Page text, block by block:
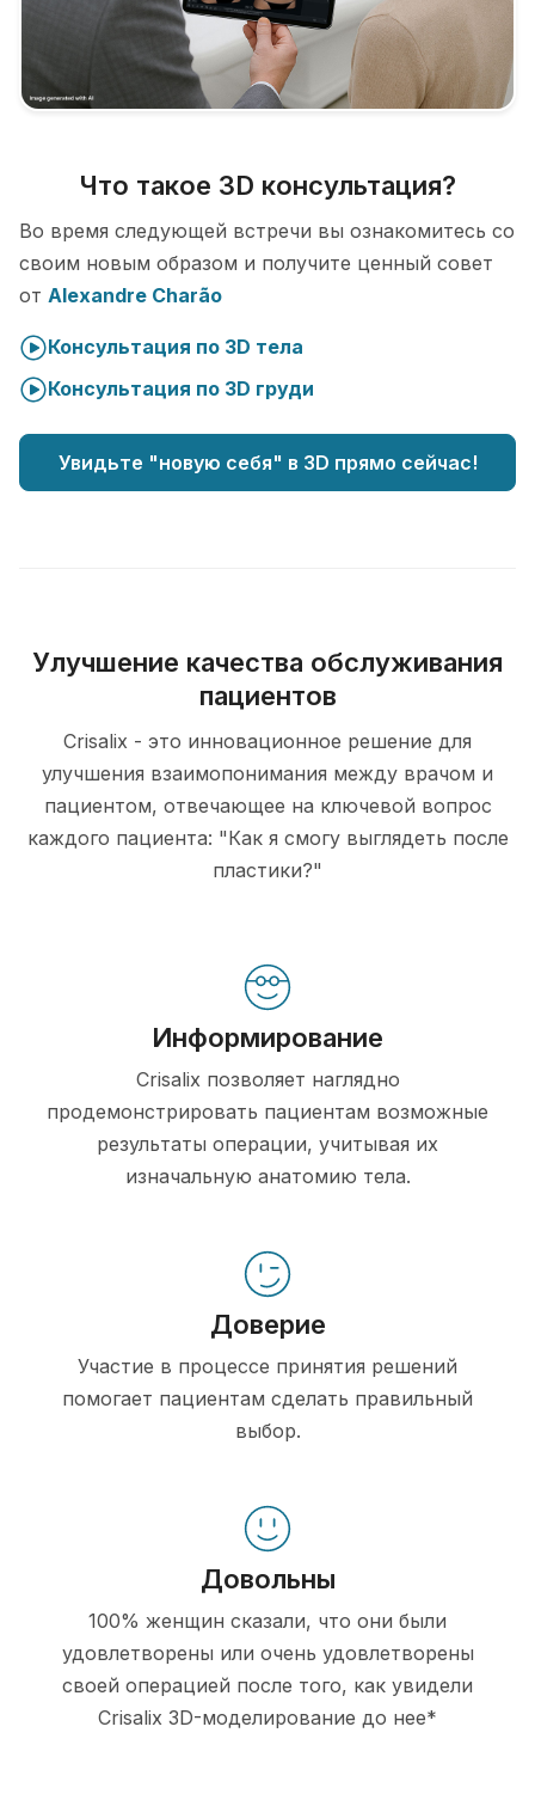
Что такое 3D консультация?
Во время следующей встречи вы ознакомитесь со
своим новым образом и получите ценный совет
от Alexandre Charão
Консультация по 3D тела
Консультация по 3D груди
Увидьте "новую себя" в 3D прямо сейчас!
Улучшение качества обслуживания
пациентов
Crisalix - это инновационное решение для
улучшения взаимопонимания между врачом и
пациентом, отвечающее на ключевой вопрос
каждого пациента: "Как я смогу выглядеть после
пластики?"
Информирование
Crisalix позволяет наглядно
продемонстрировать пациентам возможные
результаты операции, учитывая их
изначальную анатомию тела.
Доверие
Участие в процессе принятия решений
помогает пациентам сделать правильный
выбор.
Довольны
100% женщин сказали, что они были
удовлетворены или очень удовлетворены
своей операцией после того, как увидели
Crisalix 3D-моделирование до нее*